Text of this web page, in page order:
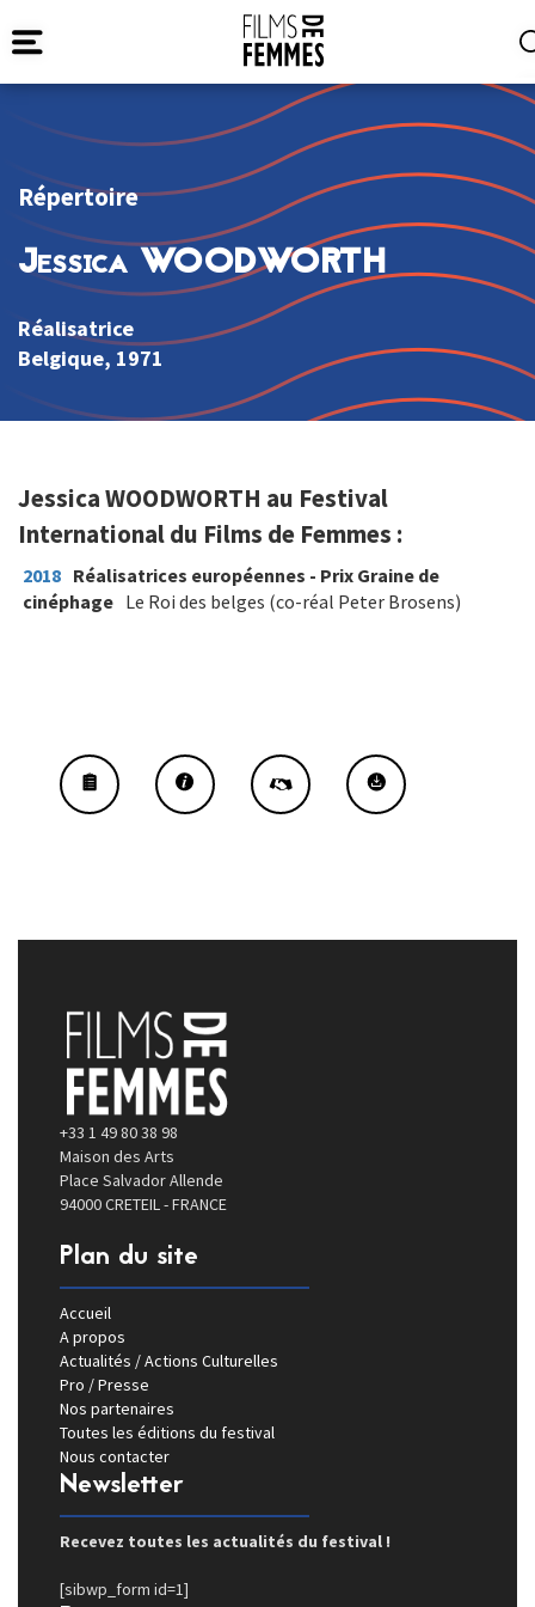
Répertoire
Jessica WOODWORTH
Réalisatrice
Belgique, 1971
Jessica WOODWORTH au Festival
International du Films de Femmes :
2018 Réalisatrices européennes - Prix Graine de
cinéphage Le Roi des belges (co-réal Peter Brosens)
+33 1 49 80 38 98
Maison des Arts
Place Salvador Allende
94000 CRETEIL - FRANCE
Plan du site
Accueil
A propos
Actualités / Actions Culturelles
Pro / Presse
Nos partenaires
Toutes les éditions du festival
Nous contacter
Newsletter
Recevez toutes les actualités du festival !
[sibwp_form id=1]